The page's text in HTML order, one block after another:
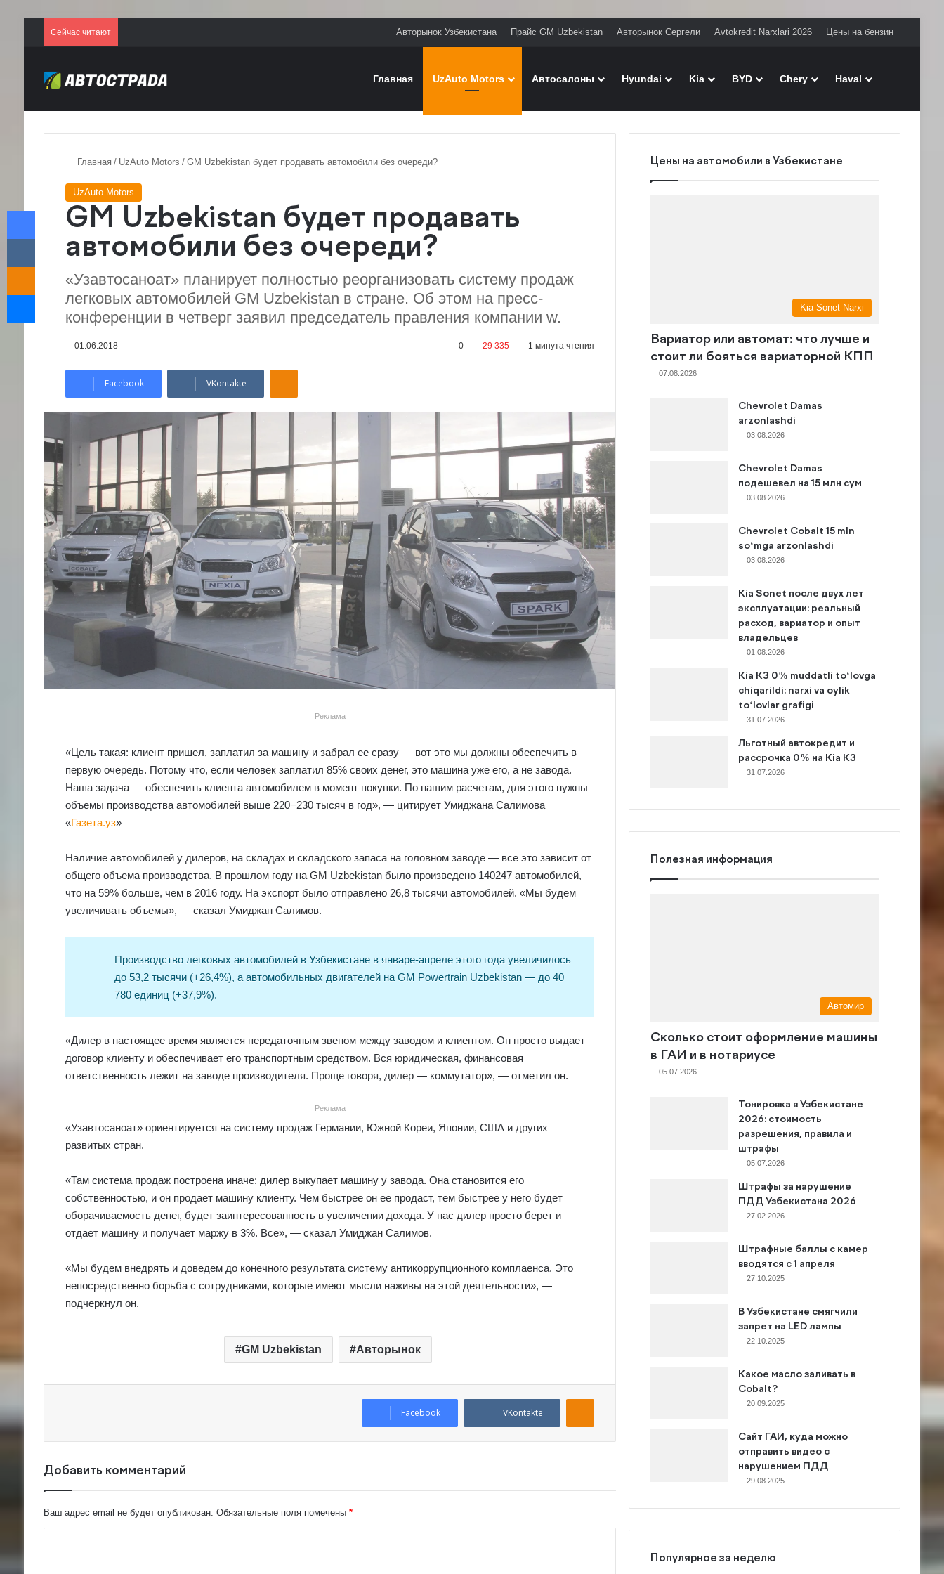
Сейчас читают Авторынок Узбекистана Прайс GM Uzbekistan Авторынок Сергели Avtokredit Narxlari 2026 Цены на бензин
Главная UzAuto Motors Автосалоны Hyundai Kia BYD Chery Haval
Главная / UzAuto Motors / GM Uzbekistan будет продавать автомобили без очереди?
UzAuto Motors
GM Uzbekistan будет продавать
автомобили без очереди?
«Узавтосаноат» планирует полностью реорганизовать систему продаж
легковых автомобилей GM Uzbekistan в стране. Об этом на пресс-
конференции в четверг заявил председатель правления компании w.
01.06.2018 0 29 335 1 минута чтения
Facebook VKontakte
Odnoklassniki
Реклама
«Цель такая: клиент пришел, заплатил за машину и забрал ее сразу — вот это мы должны обеспечить в
первую очередь. Потому что, если человек заплатил 85% своих денег, это машина уже его, а не завода.
Наша задача — обеспечить клиента автомобилем в момент покупки. По нашим расчетам, для этого нужны
объемы производства автомобилей выше 220−230 тысяч в год», — цитирует Умиджана Салимова
«Газета.уз»
Наличие автомобилей у дилеров, на складах и складского запаса на головном заводе — все это зависит от
общего объема производства. В прошлом году на GM Uzbekistan было произведено 140247 автомобилей,
что на 59% больше, чем в 2016 году. На экспорт было отправлено 26,8 тысячи автомобилей. «Мы будем
увеличивать объемы», — сказал Умиджан Салимов.
Производство легковых автомобилей в Узбекистане в январе-апреле этого года увеличилось
до 53,2 тысячи (+26,4%), а автомобильных двигателей на GM Powertrain Uzbekistan — до 40
780 единиц (+37,9%).
«Дилер в настоящее время является передаточным звеном между заводом и клиентом. Он просто выдает
договор клиенту и обеспечивает его транспортным средством. Вся юридическая, финансовая
ответственность лежит на заводе производителя. Проще говоря, дилер — коммутатор», — отметил он.
Реклама
«Узавтосаноат» ориентируется на систему продаж Германии, Южной Кореи, Японии, США и других
развитых стран.
«Там система продаж построена иначе: дилер выкупает машину у завода. Она становится его
собственностью, и он продает машину клиенту. Чем быстрее он ее продаст, тем быстрее у него будет
оборачиваемость денег, будет заинтересованность в увеличении дохода. У нас дилер просто берет и
отдает машину и получает маржу в 3%. Все», — сказал Умиджан Салимов.
«Мы будем внедрять и доведем до конечного результата систему антикоррупционного комплаенса. Это
непосредственно борьба с сотрудниками, которые имеют мысли наживы на этой деятельности», —
подчеркнул он.
GM Uzbekistan Авторынок
Facebook VKontakte
Добавить комментарий
Ваш адрес email не будет опубликован. Обязательные поля помечены *
Цены на автомобили в Узбекистане
Kia Sonet Narxi
Вариатор или автомат: что лучше и
стоит ли бояться вариаторной КПП
07.08.2026
Chevrolet Damas
arzonlashdi
03.08.2026
Chevrolet Damas
подешевел на 15 млн сум
03.08.2026
Chevrolet Cobalt 15 mln
so‘mga arzonlashdi
03.08.2026
Kia Sonet после двух лет
эксплуатации: реальный
расход, вариатор и опыт
владельцев
01.08.2026
Kia K3 0% muddatli to‘lovga
chiqarildi: narxi va oylik
to‘lovlar grafigi
31.07.2026
Льготный автокредит и
рассрочка 0% на Kia K3
31.07.2026
Полезная информация
Автомир
Сколько стоит оформление машины
в ГАИ и в нотариусе
05.07.2026
Тонировка в Узбекистане
2026: стоимость
разрешения, правила и
штрафы
05.07.2026
Штрафы за нарушение
ПДД Узбекистана 2026
27.02.2026
Штрафные баллы с камер
вводятся с 1 апреля
27.10.2025
В Узбекистане смягчили
запрет на LED лампы
22.10.2025
Какое масло заливать в
Cobalt?
20.09.2025
Сайт ГАИ, куда можно
отправить видео с
нарушением ПДД
29.08.2025
Популярное за неделю
Facebook
VKontakte
Messenger